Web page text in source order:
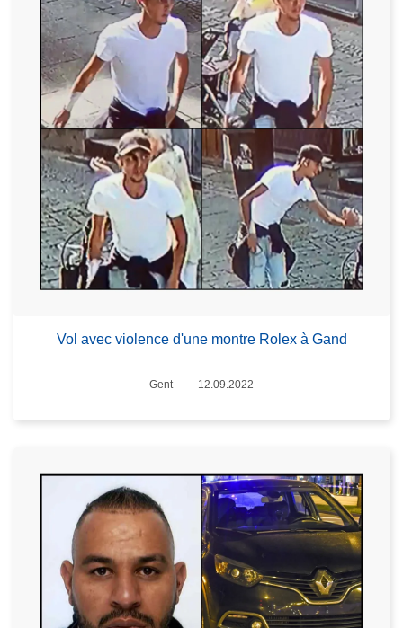
Vol avec violence d'une montre Rolex à Gand
Standort
Gent
12.09.2022